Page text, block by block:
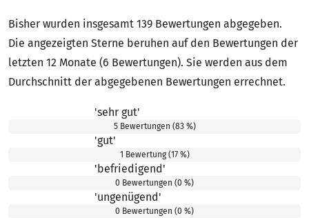
Bisher wurden insgesamt 139 Bewertungen abgegeben.
Die angezeigten Sterne beruhen auf den Bewertungen der
letzten 12 Monate (6 Bewertungen). Sie werden aus dem
Durchschnitt der abgegebenen Bewertungen errechnet.
5.00 von 5 Sternen'sehr gut'
5 Bewertungen (83 %)
4.00 von 5 Sternen'gut'
1 Bewertung (17 %)
3.00 von 5 Sternen'befriedigend'
0 Bewertungen (0 %)
2.00 von 5 Sternen'ungenügend'
0 Bewertungen (0 %)